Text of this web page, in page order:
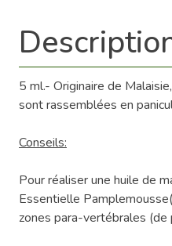
5 ml.- Originaire de
sont rassemblées en
Conseils:
Pour réaliser une huile de
Essentielle
zones para-vertébrales (de